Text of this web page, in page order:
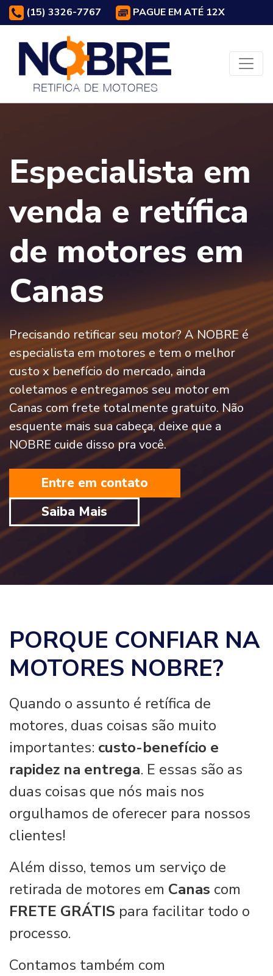
(15) 3326-7767 PAGUE EM ATÉ 12X
Especialista em
venda e retífica
de motores em
Canas
Precisando retificar seu motor? A NOBRE é
especialista em motores e tem o melhor
custo x benefício do mercado, ainda
coletamos e entregamos seu motor em
Canas com frete totalmente gratuito. Não
esquente mais sua cabeça, deixe que a
NOBRE cuide disso pra você.
Entre em contato
Saiba Mais
PORQUE CONFIAR NA
MOTORES NOBRE?
Quando o assunto é retífica de
motores, duas coisas são muito
importantes: custo-benefício e
rapidez na entrega. E essas são as
duas coisas que nós mais nos
orgulhamos de oferecer para nossos
clientes!
Além disso, temos um serviço de
retirada de motores em Canas com
FRETE GRÁTIS para facilitar todo o
processo.
Contamos também com